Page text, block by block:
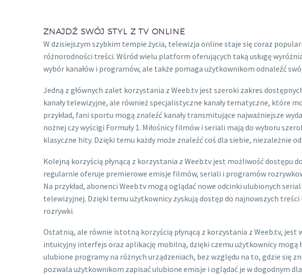
ZNAJDŹ SWÓJ STYL Z TV ONLINE
W dzisiejszym szybkim tempie życia, telewizja online staje się coraz
różnorodności treści. Wśród wielu platform oferujących taką usługę
wybór kanałów i programów, ale także pomaga użytkownikom odnaleźć
Jedną z głównych zalet korzystania z Weeb.tv jest szeroki zakres
kanały telewizyjne, ale również specjalistyczne kanały tematyczne, które
przykład, fani sportu mogą znaleźć kanały transmitujące najważniejsze
nożnej czy wyścigi Formuły 1. Miłośnicy filmów i seriali mają do wyboru
klasyczne hity. Dzięki temu każdy może znaleźć coś dla siebie, niezależnie
Kolejną korzyścią płynącą z korzystania z Weeb.tv jest możliwość dostępu
regularnie oferuje premierowe emisje filmów, seriali i programów
Na przykład, abonenci Weeb.tv mogą oglądać nowe odcinki ulubionych
telewizyjnej. Dzięki temu użytkownicy zyskują dostęp do najnowszych
rozrywki.
Ostatnią, ale równie istotną korzyścią płynącą z korzystania z Weeb.tv,
intuicyjny interfejs oraz aplikację mobilną, dzięki czemu użytkownicy mogą
ulubione programy na różnych urządzeniach, bez względu na to, gdzie się
pozwala użytkownikom zapisać ulubione emisje i oglądać je w dogodnym